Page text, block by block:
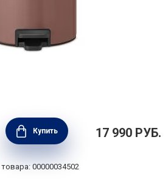
с педалью NewIcon 5 л,
сталь, цвет светло-
Brabantia, 233982
Купить 17 990 РУБ.
00000034502